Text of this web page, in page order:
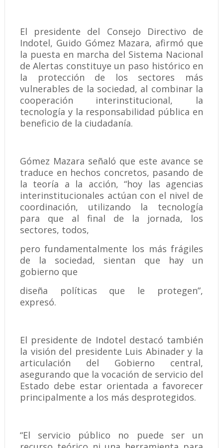
El presidente del Consejo Directivo de
Indotel, Guido Gómez Mazara, afirmó que
la puesta en marcha del Sistema Nacional
de Alertas constituye un paso histórico en
la protección de los sectores más
vulnerables de la sociedad, al combinar la
cooperación interinstitucional, la
tecnología y la responsabilidad pública en
beneficio de la ciudadanía.
Gómez Mazara señaló que este avance se
traduce en hechos concretos, pasando de
la teoría a la acción, “hoy las agencias
interinstitucionales actúan con el nivel de
coordinación, utilizando la tecnología
para que al final de la jornada, los
sectores, todos,
pero fundamentalmente los más frágiles
de la sociedad, sientan que hay un
gobierno que
diseña políticas que le protegen”,
expresó.
El presidente de Indotel destacó también
la visión del presidente Luis Abinader y la
articulación del Gobierno central,
asegurando que la vocación de servicio del
Estado debe estar orientada a favorecer
principalmente a los más desprotegidos.
“El servicio público no puede ser un